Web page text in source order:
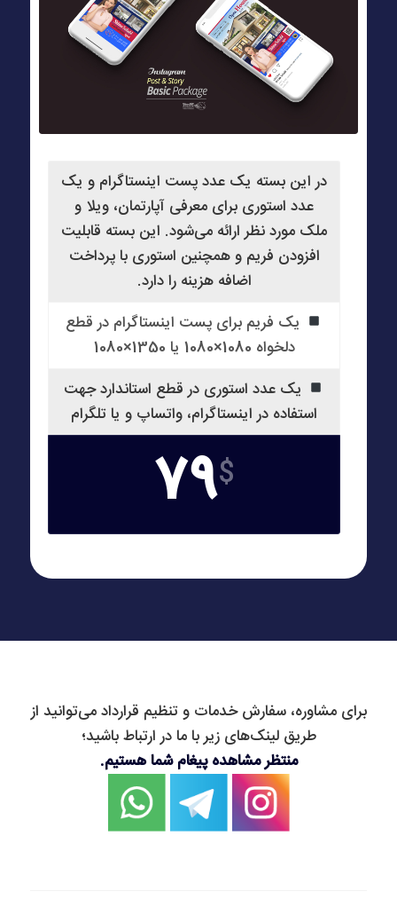
در این بسته یک عدد پست اینستاگرام و یک
عدد استوری برای معرفی آپارتمان، ویلا و
ملک مورد نظر ارائه می‌شود. این بسته قابلیت
افزودن فریم و همچنین استوری با پرداخت
اضافه هزینه را دارد.
یک فریم برای پست اینستاگرام در قطع
دلخواه 1080×1080 یا 1350×1080
یک عدد استوری در قطع استاندارد جهت
استفاده در اینستاگرام، واتساپ و یا تلگرام
79$
برای مشاوره، سفارش خدمات و تنظیم قرارداد می‌توانید از
طریق لینک‌های زیر با ما در ارتباط باشید؛
منتظر مشاهده پیغام شما هستیم.